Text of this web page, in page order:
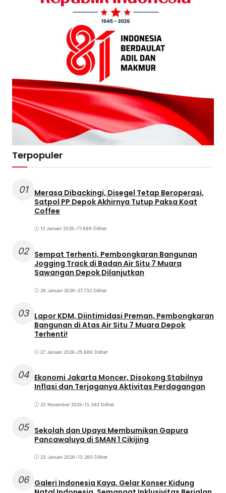
Terpopuler
01
Merasa Dibackingi, Disegel Tetap Beroperasi,
Satpol PP Depok Akhirnya Tutup Paksa Koat
Coffee
12 Januari 2026•77.889 Dilihat
02 Sempat Terhenti, Pembongkaran Bangunan
Jogging Track di Badan Air Situ 7 Muara
Sawangan Depok Dilanjutkan
28 Januari 2026•27.732 Dilihat
03 Lapor KDM, Diintimidasi Preman, Pembongkaran
Bangunan di Atas Air Situ 7 Muara Depok
Terhenti!
27 Januari 2026•25.686 Dilihat
04 Ekonomi Jakarta Moncer, Disokong Stabilnya
Inflasi dan Terjaganya Aktivitas Perdagangan
23 November 2025•13.382 Dilihat
05 Sekolah dan Upaya Membumikan Gapura
Pancawaluya di SMAN 1 Cikijing
23 Januari 2026•13.280 Dilihat
06 Galeri Indonesia Kaya, Gelar Konser Kidung